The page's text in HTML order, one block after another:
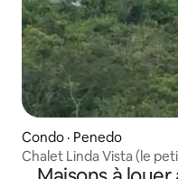
Condo · Penedo
Chalet Linda Vista (le